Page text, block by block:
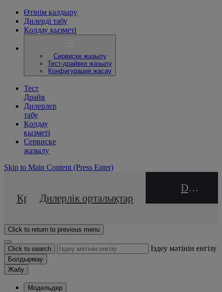
Өтінім қалдыру
Дилерді табу
Қолдау қызметі
Сервиске жазылу
Тест-драйвке жазылу
Конфигурация жасау
Тест
Драйв
Дилерлер
табу
Қолдау
қызметі
Сервиске
жазылу
Skip to Main Content (Press Enter)
Кредиттік калькулятор
Дилерлік орталықтар
DEALER NAME
Click to return to previous menu
Click to search Іздеу мәтінін енгізу
Болдырмау
Жабу
Модельдер